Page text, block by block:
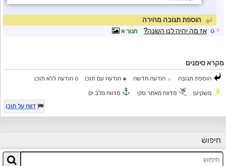
הוספת תגובה מהירה
☼
o אז מה יהיה לנו השנה? חנוך א
מקרא סימנים
הוספת תגובה ☼ הודעה חדשה ● הודעה עם תוכן o הודעה ללא תוכן
משקיען מדווח מאתר סקי
מדווח מלב ים
דווח על תוכן
חיפוש